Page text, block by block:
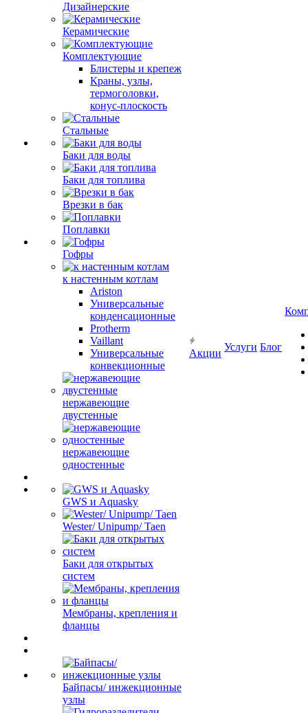
Дизайнерские
Керамические
Комплектующие
Блистеры и крепеж
Краны, узлы,
термоголовки,
конус-плоскость
Стальные
Баки для воды
Баки для топлива
Врезки в бак
Поплавки
Гофры
к настенным котлам
Ariston
Универсальные
конденсационные
Protherm
Vaillant
Универсальные
конвекционные
нержавеющие
двустенные
нержавеющие
одностенные
GWS и Aquasky
Wester/ Unipump/ Taen
Баки для открытых
систем
Мембраны, крепления и
фланцы
Байпасы/ инжекционные
узлы
Акции
Услуги Блог